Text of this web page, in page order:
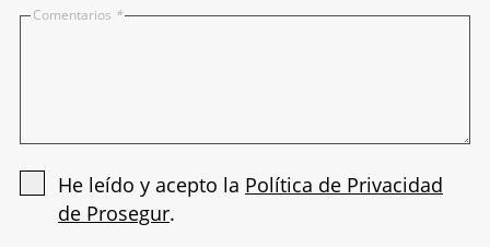
Comentarios *
He leído y acepto la Política de Privacidad
de Prosegur.